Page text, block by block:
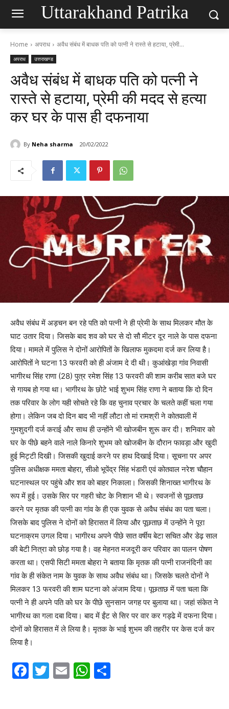
Uttarakhand Patrika
Home अपराध अवैध संबंध में बाधक पति को पत्नी ने रास्ते से हटाया, प्रेमी...
अपराध उत्तराखण्ड
अवैध संबंध में बाधक पति को पत्नी ने
रास्ते से हटाया, प्रेमी की मदद से हत्या
कर घर के पास ही दफनाया
By Neha sharma 20/02/2022
अवैध संबंध में अड़चन बन रहे पति को पत्नी ने ही प्रेमी के साथ मिलकर मौत के
घाट उतार दिया। जिसके बाद शव को घर से दो सौ मीटर दूर नाले के पास दफना
दिया। मामले में पुलिस ने दोनों आरोपितों के खिलाफ मुकदमा दर्ज कर लिया है।
आरोपितों ने घटना 13 फरवरी को ही अंजाम दे दी थी। कुआंखेड़ा गांव निवासी
भागीरथ सिंह राणा (28) पुत्र रमेश सिंह 13 फरवरी की शाम करीब सात बजे घर
से गायब हो गया था। भागीरथ के छोटे भाई शुभम सिंह राणा ने बताया कि दो दिन
तक परिवार के लोग यही सोचते रहे कि वह चुनाव प्रचार के चलते कहीं चला गया
होगा। लेकिन जब दो दिन बाद भी नहीं लौटा तो मां रामश्री ने कोतवाली में
गुमशुदगी दर्ज कराई और साथ ही उन्होंने भी खोजबीन शुरू कर दी। शनिवार को
घर के पीछे बहने वाले नाले किनारे शुभम को खोजबीन के दौरान फावड़ा और खुदी
हुई मिट्टी दिखी। जिसकी खुदाई करने पर हाथ दिखाई दिया। सूचना पर अपर
पुलिस अधीक्षक ममता बोहरा, सीओ भूपेंद्र सिंह भंडारी एवं कोतवाल नरेश चौहान
घटनास्थल पर पहुंचे और शव को बाहर निकाला। जिसकी शिनाख्त भागीरथ के
रूप में हुई। उसके सिर पर गहरी चोट के निशान भी थे। स्वजनों से पूछताछ
करने पर मृतक की पत्नी का गांव के ही एक युवक से अवैध संबंध का पता चला।
जिसके बाद पुलिस ने दोनों को हिरासत में लिया और पूछताछ में उन्होंने ने पूरा
घटनाक्रम उगल दिया। भागीरथ अपने पीछे सात वर्षीय बेटा सचित और डेढ़ साल
की बेटी नित्रा को छोड़ गया है। वह मेहनत मजदूरी कर परिवार का पालन पोषण
करता था। एसपी सिटी ममता बोहरा ने बताया कि मृतक की पत्नी राजनंदिनी का
गांव के ही संकेत नाम के युवक के साथ अवैध संबंध था। जिसके चलते दोनों ने
मिलकर 13 फरवरी की शाम घटना को अंजाम दिया। पूछताछ में पता चला कि
पत्नी ने ही अपने पति को घर के पीछे सुनसान जगह पर बुलाया था। जहां संकेत ने
भागीरथ का गला दबा दिया। बाद में ईंट से सिर पर वार कर गड्ढे में दफना दिया।
दोनों को हिरासत में ले लिया है। मृतक के भाई शुभम की तहरीर पर केस दर्ज कर
लिया है।
F
T
E
W